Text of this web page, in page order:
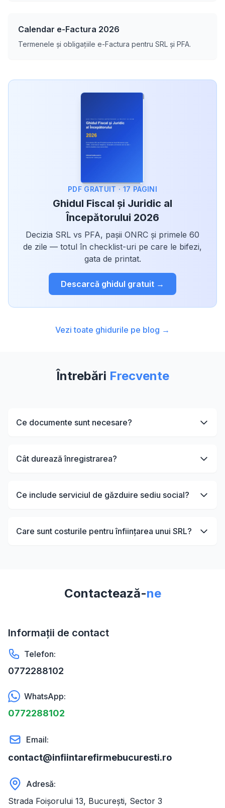
Calendar e-Factura 2026
Termenele și obligațiile e-Factura pentru SRL și PFA.
PDF GRATUIT · 17 PAGINI
Ghidul Fiscal și Juridic al
Începătorului 2026
Decizia SRL vs PFA, pașii ONRC și primele 60
de zile — totul în checklist-uri pe care le bifezi,
gata de printat.
Descarcă ghidul gratuit →
Vezi toate ghidurile pe blog →
Întrebări Frecvente
Ce documente sunt necesare?
Cât durează înregistrarea?
Ce include serviciul de găzduire sediu social?
Care sunt costurile pentru înființarea unui SRL?
Contactează-ne
Informații de contact
Telefon:
0772288102
WhatsApp:
0772288102
Email:
contact@infiintarefirmebucuresti.ro
Adresă:
Strada Foișorului 13, București, Sector 3